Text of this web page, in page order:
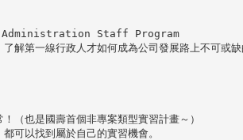
Administration Staff Program
解第一線行政人才如何成為公司發展路上不可或缺
（也是國壽首個非專案類型實習計畫～）
可以找到屬於自己的實習機會。